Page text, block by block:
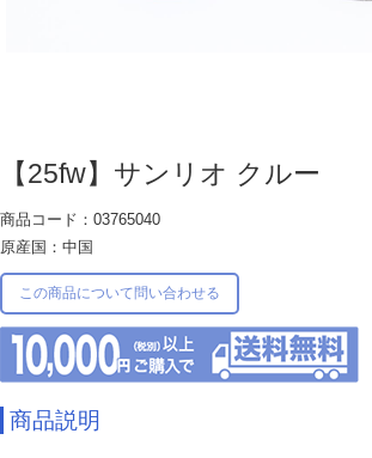
【25fw】サンリオ クルー
商品コード：03765040
原産国：中国
この商品について問い合わせる
商品説明